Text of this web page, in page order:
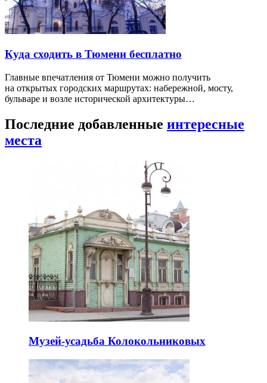
Куда сходить в Тюмени бесплатно
Главные впечатления от Тюмени можно получить
на открытых городских маршрутах: набережной, мосту,
бульваре и возле исторической архитектуры…
Последние добавленные интересные
места
Музей-усадьба Колокольниковых